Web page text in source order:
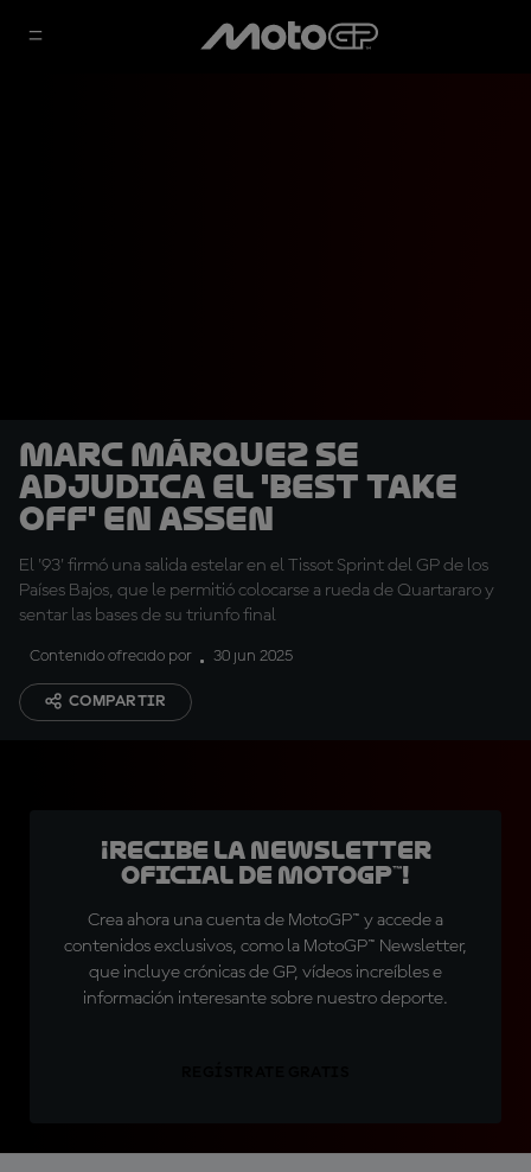
Marc Márquez se
adjudica el 'Best Take
Off' en Assen
El '93' firmó una salida estelar en el Tissot Sprint del GP de los
Países Bajos, que le permitió colocarse a rueda de Quartararo y
sentar las bases de su triunfo final
Contenido ofrecido por 30 jun 2025
COMPARTIR
¡Recibe la Newsletter
oficial de MotoGP™!
Crea ahora una cuenta de MotoGP™ y accede a
contenidos exclusivos, como la MotoGP™ Newsletter,
que incluye crónicas de GP, vídeos increíbles e
información interesante sobre nuestro deporte.